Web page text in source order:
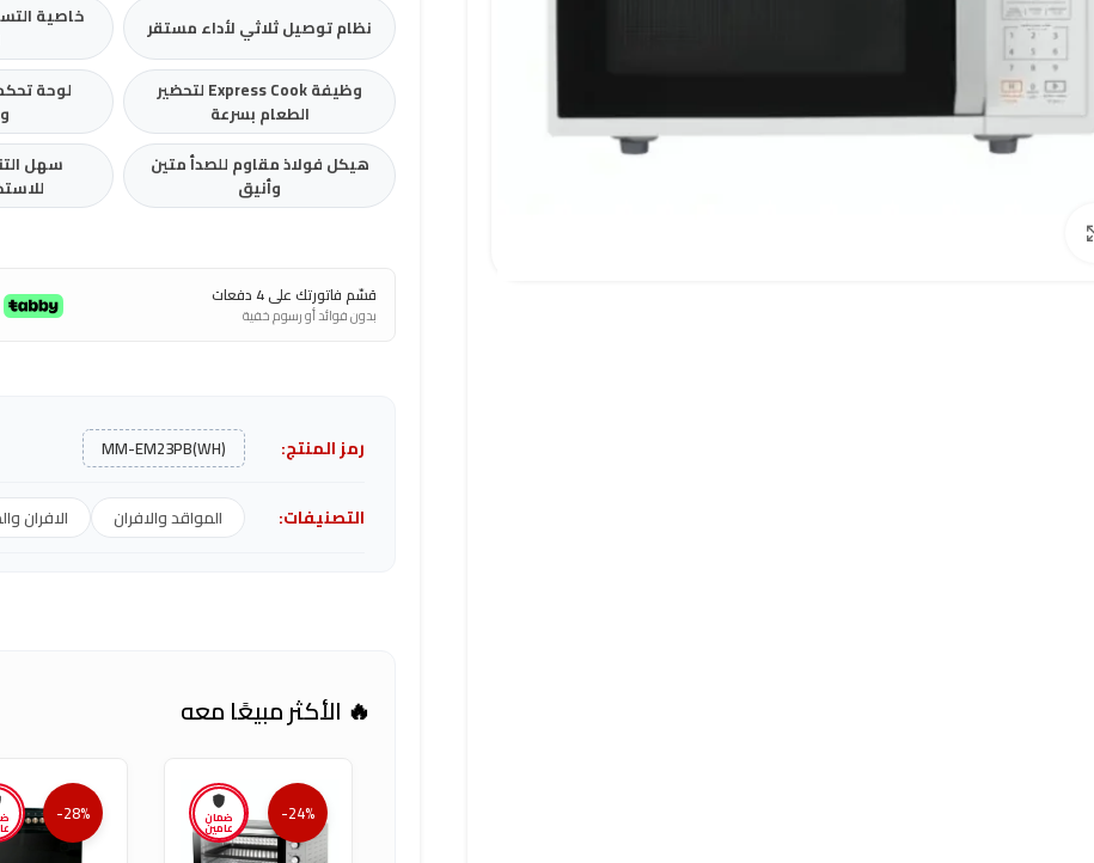
نظام توصيل ثلاثي لأداء مستقر
خاصية
وظيفة Express Cook لتحضير
الطعام بسرعة
لوحة
هيكل فولاذ مقاوم للصدأ متين
وأنيق
سهل
قسّم فاتورتك على 4 دفعات
بدون فوائد أو رسوم خفية
رمز المنتج: MM-EM23PB(WH)
التصنيفات: المواقد والافران الافران
🔥 الأكثر مبيعًا معه
ضمان
عامين
-24%
-28%